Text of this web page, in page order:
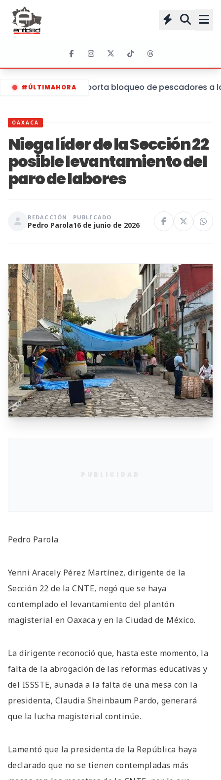
#ÚLTIMAHORASe reporta bloqueo de pescadores a
OAXACA
Niega líder de la Sección 22
posible levantamiento del
paro de labores
REDACCIÓN
Pedro Parola
PUBLICADO
16 de junio de 2026
Pedro Parola
Yenni Aracely Pérez Martínez, dirigente de la
Sección 22 de la CNTE, negó que se haya
contemplado el levantamiento del plantón
magisterial en Oaxaca y en la Ciudad de México.
La dirigente reconoció que, hasta este momento, la
falta de la abrogación de las reformas educativas y
del ISSSTE, aunada a la falta de una mesa con la
presidenta, Claudia Sheinbaum Pardo, generará
que la lucha magisterial continúe.
Lamentó que la presidenta de la República haya
declarado que no se tienen contempladas más